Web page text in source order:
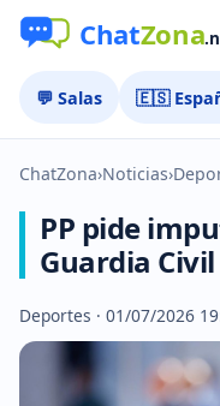
💬 Salas 🇪🇸
ChatZona›Noticias›
PP pide
Guardia Civil
Deportes · 01/07/2026